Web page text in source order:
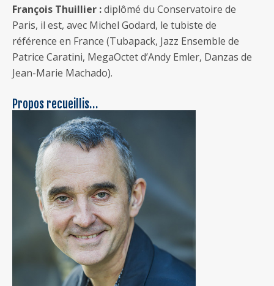
François Thuillier :diplômé du Conservatoire de
Paris, il est, avec Michel Godard, le tubiste de
référence en France (Tubapack, Jazz Ensemble de
Patrice Caratini, MegaOctet d’Andy Emler, Danzas de
Jean-Marie Machado).
Propos recueillis…